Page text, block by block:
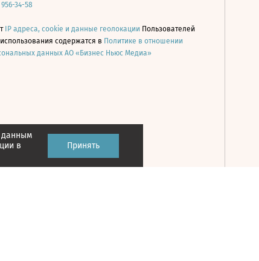
данным
в
Принять
956-34-58
IP адреса, cookie и данные геолокации Пользователей
содержатся в Политике в отношении
данных АО «Бизнес Ньюс Медиа»